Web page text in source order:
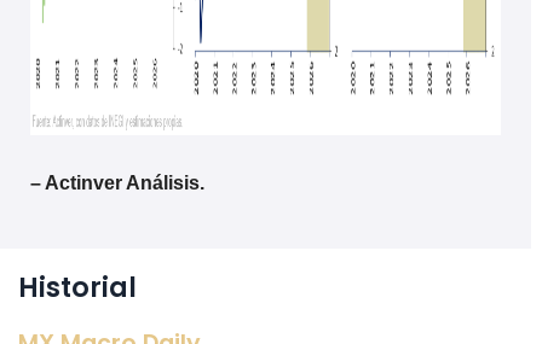
– Actinver Análisis.
Historial